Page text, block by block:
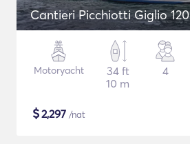
Cantieri Picchiotti Giglio 120
Motoryacht
34 ft
10 m
4
$2,297 /nat